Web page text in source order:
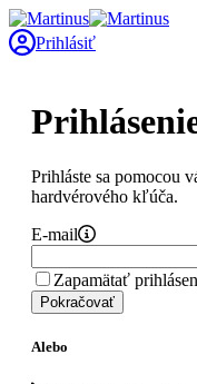
Prihlásiť
Prihláste sa pomocou
hardvérového kľúča.
E-mail
Zapamätať
Pokračovať
Alebo